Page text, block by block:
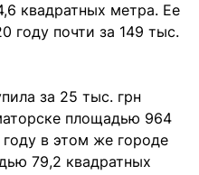
квадратных метра. Ее
году почти за 149 тыс.
за 25 тыс. грн
площадью 964
в этом же городе
79,2 квадратных